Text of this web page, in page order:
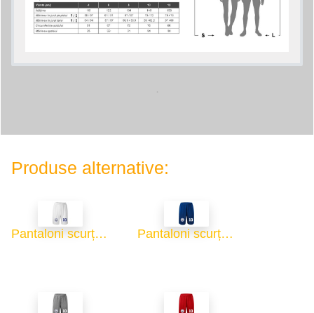
.
Produse alternative:
Pantaloni scurți sport bărbați - alb Pantaloni scurți sport bărbați - albastru